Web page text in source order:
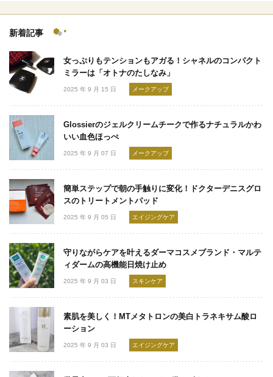
新着記事
女っぷりもテンションもアガる！シャネルのコンパクト
ミラーは「オトナのたしなみ」
2025 年 9 月 15 日 メークアップ
Glossierのジェルクリームチークで作るナチュラルかわ
いい血色ほっぺ
2025 年 9 月 07 日 メークアップ
簡単ステップで朝の手触りに変化！ドクターデニスグロ
スのトリートメントパッド
2025 年 9 月 05 日 エイジングケア
守りながらケアを叶えるダーマコスメブランド・マルテ
ィダームの高機能日焼け止め
2025 年 9 月 03 日 スキンケア
素肌を美しく！MTメタトロンの美白トラネキサム酸ロ
ーション
2025 年 9 月 03 日 エイジングケア